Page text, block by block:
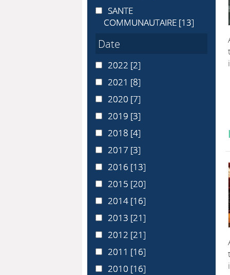
SANTE COMMUNAUTAIRE
SANTE
COMMUNAUTAIRE [13]
Date
20222022 [2]
20212021 [8]
20202020 [7]
20192019 [3]
20182018 [4]
20172017 [3]
20162016 [13]
20152015 [20]
20142014 [16]
20132013 [21]
20122012 [21]
20112011 [16]
20102010 [16]